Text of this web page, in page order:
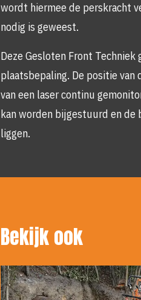
wordt hiermee de perskracht
nodig is geweest.
Deze Gesloten Front
plaatsbepaling. De positie
van een laser continu
kan worden bijgestuurd en
liggen.
Bekijk ook